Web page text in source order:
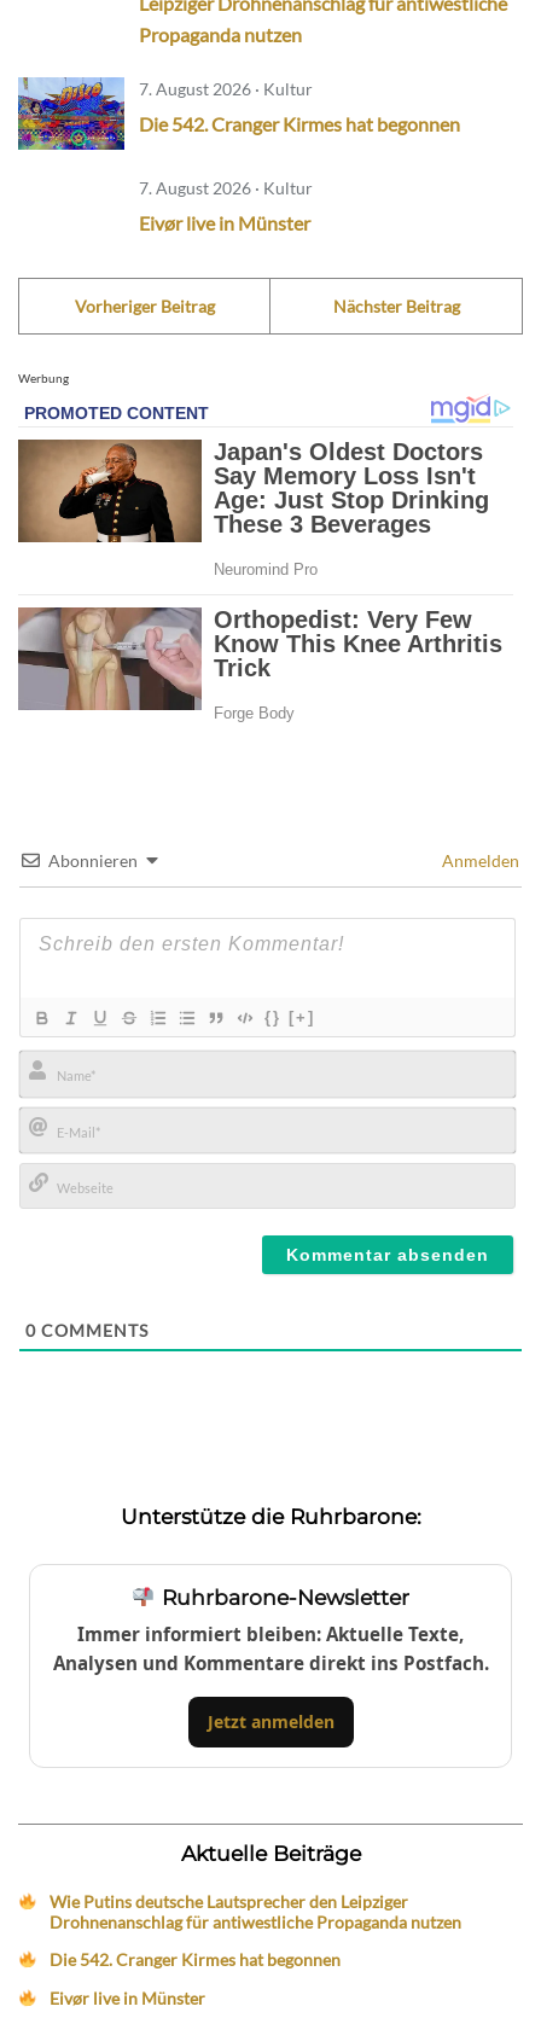
Propaganda nutzen
7. August 2026 · Kultur
Die 542. Cranger Kirmes hat begonnen
7. August 2026 · Kultur
Eivør live in Münster
Vorheriger Beitrag Nächster Beitrag
Werbung
Abonnieren Anmelden
{} [+]
Name*
E-
Mail*
0 COMMENTS
Unterstütze die Ruhrbarone:
Ruhrbarone-Newsletter
Immer informiert bleiben: Aktuelle Texte,
Analysen und Kommentare direkt ins Postfach.
Jetzt anmelden
Aktuelle Beiträge
Wie Putins deutsche Lautsprecher den Leipziger
Drohnenanschlag für antiwestliche Propaganda nutzen
Die 542. Cranger Kirmes hat begonnen
Eivør live in Münster